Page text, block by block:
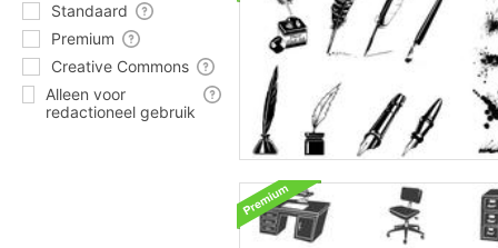
Standaard
Premium
Creative Commons
Alleen voor
redactioneel gebruik